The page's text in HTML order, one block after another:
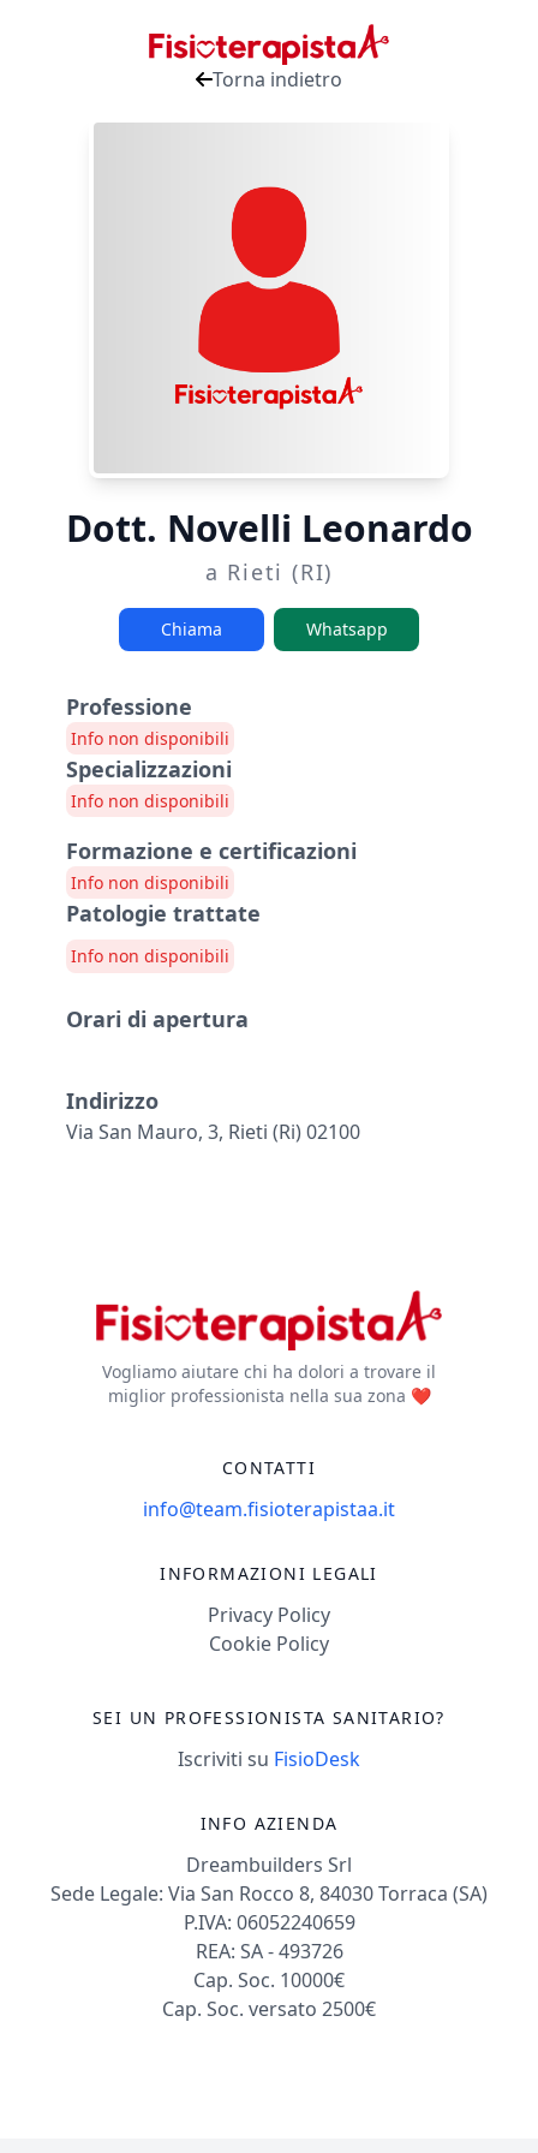
Torna indietro
Dott. Novelli Leonardo
a Rieti (RI)
Chiama Whatsapp
Professione
Info non disponibili
Specializzazioni
Info non disponibili
Formazione e certificazioni
Info non disponibili
Patologie trattate
Info non disponibili
Orari di apertura
Indirizzo
Via San Mauro, 3, Rieti (ri) 02100
Vogliamo aiutare chi ha dolori a trovare il
miglior professionista nella sua zona ❤️
CONTATTI
info@team.fisioterapistaa.it
INFORMAZIONI LEGALI
Privacy Policy
Cookie Policy
SEI UN PROFESSIONISTA SANITARIO?
Iscriviti su FisioDesk
INFO AZIENDA
Dreambuilders Srl
Sede Legale: Via San Rocco 8, 84030 Torraca (SA)
P.IVA: 06052240659
REA: SA - 493726
Cap. Soc. 10000€
Cap. Soc. versato 2500€